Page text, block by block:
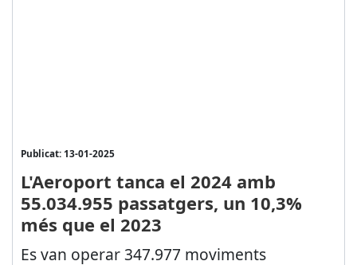
Publicat: 13-01-2025
L'Aeroport tanca el 2024 amb
55.034.955 passatgers, un 10,3%
més que el 2023
Es van operar 347.977 moviments